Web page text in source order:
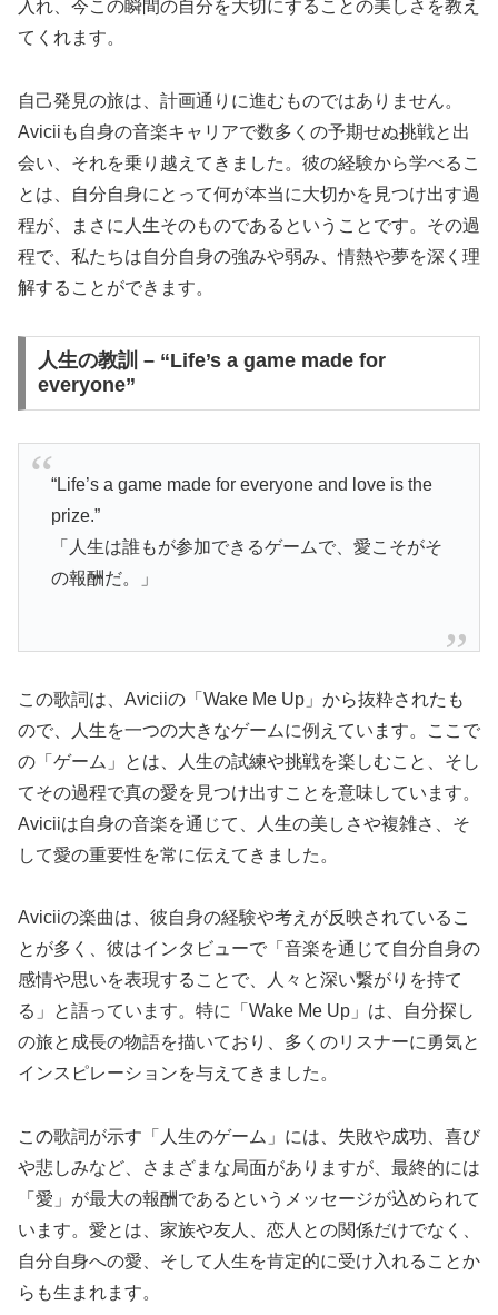
入れ、今この瞬間の自分を大切にすることの美しさを教え
てくれます。
自己発見の旅は、計画通りに進むものではありません。
Aviciiも自身の音楽キャリアで数多くの予期せぬ挑戦と出
会い、それを乗り越えてきました。彼の経験から学べるこ
とは、自分自身にとって何が本当に大切かを見つけ出す過
程が、まさに人生そのものであるということです。その過
程で、私たちは自分自身の強みや弱み、情熱や夢を深く理
解することができます。
人生の教訓 – “Life’s a game made for
everyone”
“Life’s a game made for everyone and love is the
prize.”
「人生は誰もが参加できるゲームで、愛こそがそ
の報酬だ。」
この歌詞は、Aviciiの「Wake Me Up」から抜粋されたも
ので、人生を一つの大きなゲームに例えています。ここで
の「ゲーム」とは、人生の試練や挑戦を楽しむこと、そし
てその過程で真の愛を見つけ出すことを意味しています。
Aviciiは自身の音楽を通じて、人生の美しさや複雑さ、そ
して愛の重要性を常に伝えてきました。
Aviciiの楽曲は、彼自身の経験や考えが反映されているこ
とが多く、彼はインタビューで「音楽を通じて自分自身の
感情や思いを表現することで、人々と深い繋がりを持て
る」と語っています。特に「Wake Me Up」は、自分探し
の旅と成長の物語を描いており、多くのリスナーに勇気と
インスピレーションを与えてきました。
この歌詞が示す「人生のゲーム」には、失敗や成功、喜び
や悲しみなど、さまざまな局面がありますが、最終的には
「愛」が最大の報酬であるというメッセージが込められて
います。愛とは、家族や友人、恋人との関係だけでなく、
自分自身への愛、そして人生を肯定的に受け入れることか
らも生まれます。